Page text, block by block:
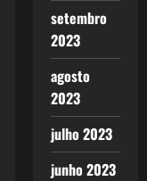
setembro
2023
agosto
2023
julho 2023
junho 2023